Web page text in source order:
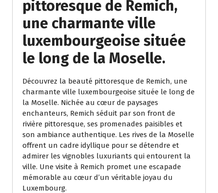
pittoresque de Remich,
une charmante ville
luxembourgeoise située
le long de la Moselle.
Découvrez la beauté pittoresque de Remich, une
charmante ville luxembourgeoise située le long de
la Moselle. Nichée au cœur de paysages
enchanteurs, Remich séduit par son front de
rivière pittoresque, ses promenades paisibles et
son ambiance authentique. Les rives de la Moselle
offrent un cadre idyllique pour se détendre et
admirer les vignobles luxuriants qui entourent la
ville. Une visite à Remich promet une escapade
mémorable au cœur d’un véritable joyau du
Luxembourg.